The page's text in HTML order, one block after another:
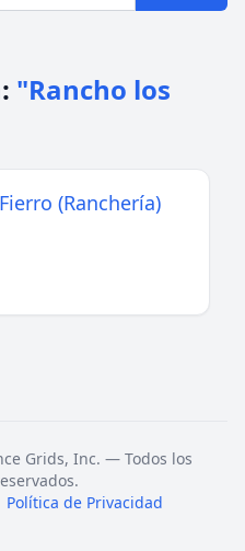
"Rancho los
(Ranchería)
Grids, Inc. — Todos los
Política de Privacidad